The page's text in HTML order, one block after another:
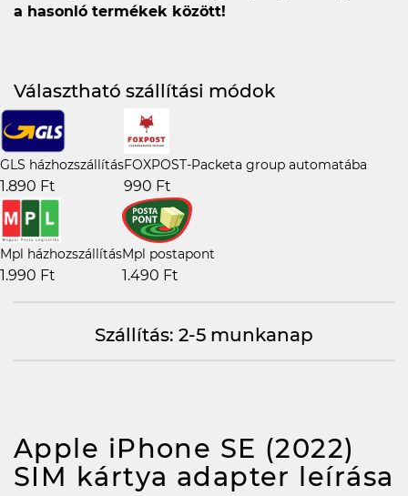
a hasonló termékek között!
Választható szállítási módok
GLS házhozszállítás
1.890 Ft
FOXPOST-Packeta group automatába
990 Ft
Mpl házhozszállítás
1.990 Ft
Mpl postapont
1.490 Ft
Szállítás: 2-5 munkanap
Apple iPhone SE (2022)
SIM kártya adapter leírása